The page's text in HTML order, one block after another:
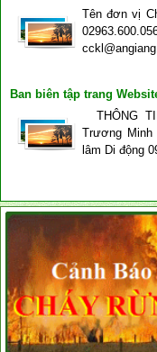
Tên đơn vị
Ban biên tập trang
THÔNG
Trương
lâm Di động